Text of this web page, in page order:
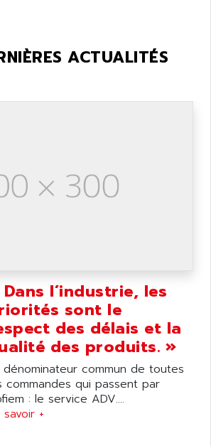
ACTUALITÉS
l’industrie, les
sont le
des délais et la
des produits. »
dénominateur commun de toutes
commandes qui passent par
: le service ADV....
savoir +